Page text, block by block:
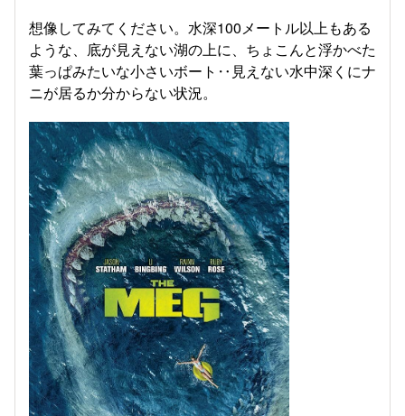
想像してみてください。水深100メートル以上もある
ような、底が見えない湖の上に、ちょこんと浮かべた
葉っぱみたいな小さいボート‥見えない水中深くにナ
ニが居るか分からない状況。